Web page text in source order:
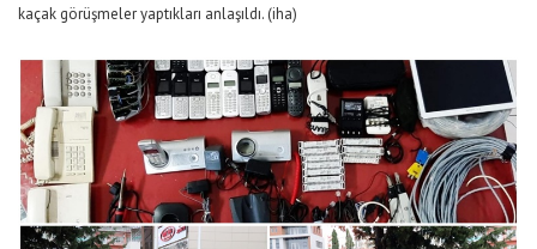
kaçak görüşmeler yaptıkları anlaşıldı. (iha)